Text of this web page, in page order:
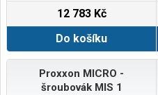
12 783 Kč
Do košíku
Proxxon MICRO -
šroubovák MIS 1